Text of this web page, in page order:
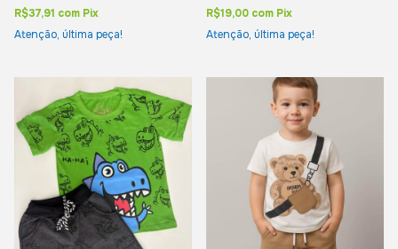
R$37,91 com Pix
Atenção, última peça!
R$19,00 com Pix
Atenção, última peça!